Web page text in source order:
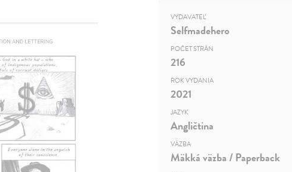
VYDAVATEĽ
Selfmadehero
POČET STRÁN
216
ROK VYDANIA
2021
JAZYK
Angličtina
VÄZBA
Mäkká väzba / Paperback